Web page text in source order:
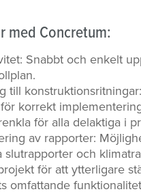
med Concretum:
Snabbt och enkelt
till
korrekt
för alla delaktiga i
av rapporter:
slutrapporter och
för att ytterligare
omfattande